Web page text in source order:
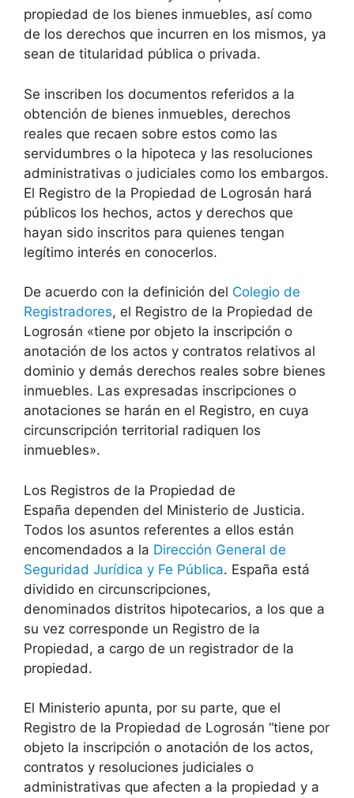
propiedad de los bienes inmuebles, así como
de los derechos que incurren en los mismos, ya
sean de titularidad pública o privada.
Se inscriben los documentos referidos a la
obtención de bienes inmuebles, derechos
reales que recaen sobre estos como las
servidumbres o la hipoteca y las resoluciones
administrativas o judiciales como los embargos.
El Registro de la Propiedad de Logrosán hará
públicos los hechos, actos y derechos que
hayan sido inscritos para quienes tengan
legítimo interés en conocerlos.
De acuerdo con la definición del Colegio de
Registradores, el Registro de la Propiedad de
Logrosán «tiene por objeto la inscripción o
anotación de los actos y contratos relativos al
dominio y demás derechos reales sobre bienes
inmuebles. Las expresadas inscripciones o
anotaciones se harán en el Registro, en cuya
circunscripción territorial radiquen los
inmuebles».
Los Registros de la Propiedad de
España dependen del Ministerio de Justicia.
Todos los asuntos referentes a ellos están
encomendados a la Dirección General de
Seguridad Jurídica y Fe Pública. España está
dividido en circunscripciones,
denominados distritos hipotecarios, a los que a
su vez corresponde un Registro de la
Propiedad, a cargo de un registrador de la
propiedad.
El Ministerio apunta, por su parte, que el
Registro de la Propiedad de Logrosán “tiene por
objeto la inscripción o anotación de los actos,
contratos y resoluciones judiciales o
administrativas que afecten a la propiedad y a